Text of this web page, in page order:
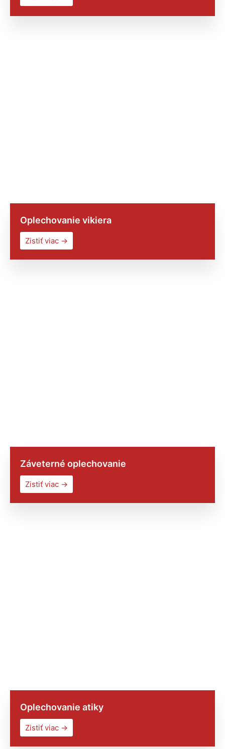
Oplechovanie vikiera
Zistiť viac →
Záveterné oplechovanie
Zistiť viac →
Oplechovanie atiky
Zistiť viac →